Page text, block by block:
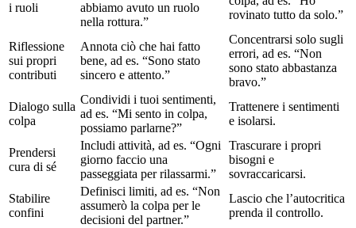
i ruoli
abbiamo avuto un ruolo
nella rottura.”
rovinato tutto da solo.”
Riflessione
sui propri
contributi
Annota ciò che hai fatto
bene, ad es. “Sono stato
sincero e attento.”
Concentrarsi solo sugli
errori, ad es. “Non
sono stato abbastanza
bravo.”
Dialogo sulla
colpa
Condividi i tuoi sentimenti,
ad es. “Mi sento in colpa,
possiamo parlarne?”
Trattenere i sentimenti
e isolarsi.
Prendersi
cura di sé
Includi attività, ad es. “Ogni
giorno faccio una
passeggiata per rilassarmi.”
Trascurare i propri
bisogni e
sovraccaricarsi.
Stabilire
confini
Definisci limiti, ad es. “Non
assumerò la colpa per le
decisioni del partner.”
Lascio che l’autocritica
prenda il controllo.